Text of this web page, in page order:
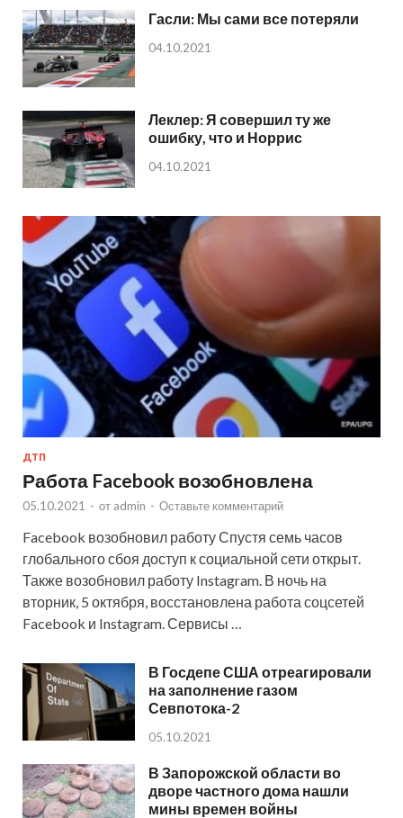
Гасли: Мы сами все потеряли
04.10.2021
Леклер: Я совершил ту же
ошибку, что и Норрис
04.10.2021
ДТП
Работа Facebook возобновлена
05.10.2021 - от admin - Оставьте комментарий
Facebook возобновил работу Спустя семь часов
глобального сбоя доступ к социальной сети открыт.
Также возобновил работу Instagram. В ночь на
вторник, 5 октября, восстановлена работа соцсетей
Facebook и Instagram. Сервисы …
В Госдепе США отреагировали
на заполнение газом
Севпотока-2
05.10.2021
В Запорожской области во
дворе частного дома нашли
мины времен войны